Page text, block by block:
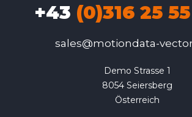
+43 (0)316 25
sales@motiondata-
Demo Strasse 1
8054 Seiersberg
Österreich